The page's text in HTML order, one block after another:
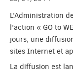
L’Administration
l’action « GO to
jours, une
sites Internet et
La diffusion est